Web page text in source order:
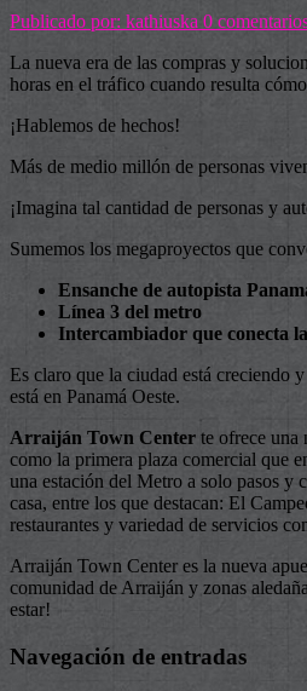
Publicado por: kathiuska 0
La nueva era de las compras y
horas en el tráfico cuando resulta
¡Hablemos de hechos!
Más de medio millón de personas
¡Imagina tal cantidad de personas y
Sumemos los megaproyectos que
Ensanche de autopista
Línea 3 del metro
Intercambiador que conecta
Es claro que la ciudad está creciendo
está en Panamá Oeste.
Arraiján Town Center te ofrece una
como la primera plaza comercial que
una estación del Metro a solo pasos y
casa, entre los que destacan: El
restaurantes y variedad de servicios
Arraiján Town Center es la nueva
comunidad de Arraiján y zonas
estar!
Navegación de entradas